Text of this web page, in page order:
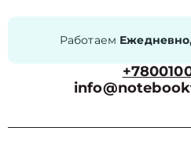
Работаем